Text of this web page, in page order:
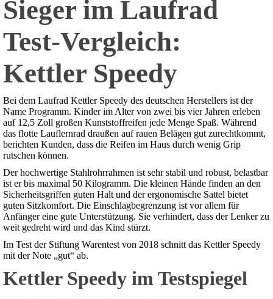
Sieger im Laufrad
Test-Vergleich:
Kettler Speedy
Bei dem Laufrad Kettler Speedy des deutschen Herstellers ist der
Name Programm. Kinder im Alter von zwei bis vier Jahren erleben
auf 12,5 Zoll großen Kunststoffreifen jede Menge Spaß. Während
das flotte Lauflernrad draußen auf rauen Belägen gut zurechtkommt,
berichten Kunden, dass die Reifen im Haus durch wenig Grip
rutschen können.
Der hochwertige Stahlrohrrahmen ist sehr stabil und robust, belastbar
ist er bis maximal 50 Kilogramm. Die kleinen Hände finden an den
Sicherheitsgriffen guten Halt und der ergonomische Sattel bietet
guten Sitzkomfort. Die Einschlagbegrenzung ist vor allem für
Anfänger eine gute Unterstützung. Sie verhindert, dass der Lenker zu
weit gedreht wird und das Kind stürzt.
Im Test der Stiftung Warentest von 2018 schnitt das Kettler Speedy
mit der Note „gut“ ab.
Kettler Speedy im Testspiegel